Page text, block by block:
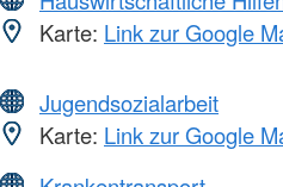
Karte: Link zur Google
Jugendsozialarbeit
Karte: Link zur Google